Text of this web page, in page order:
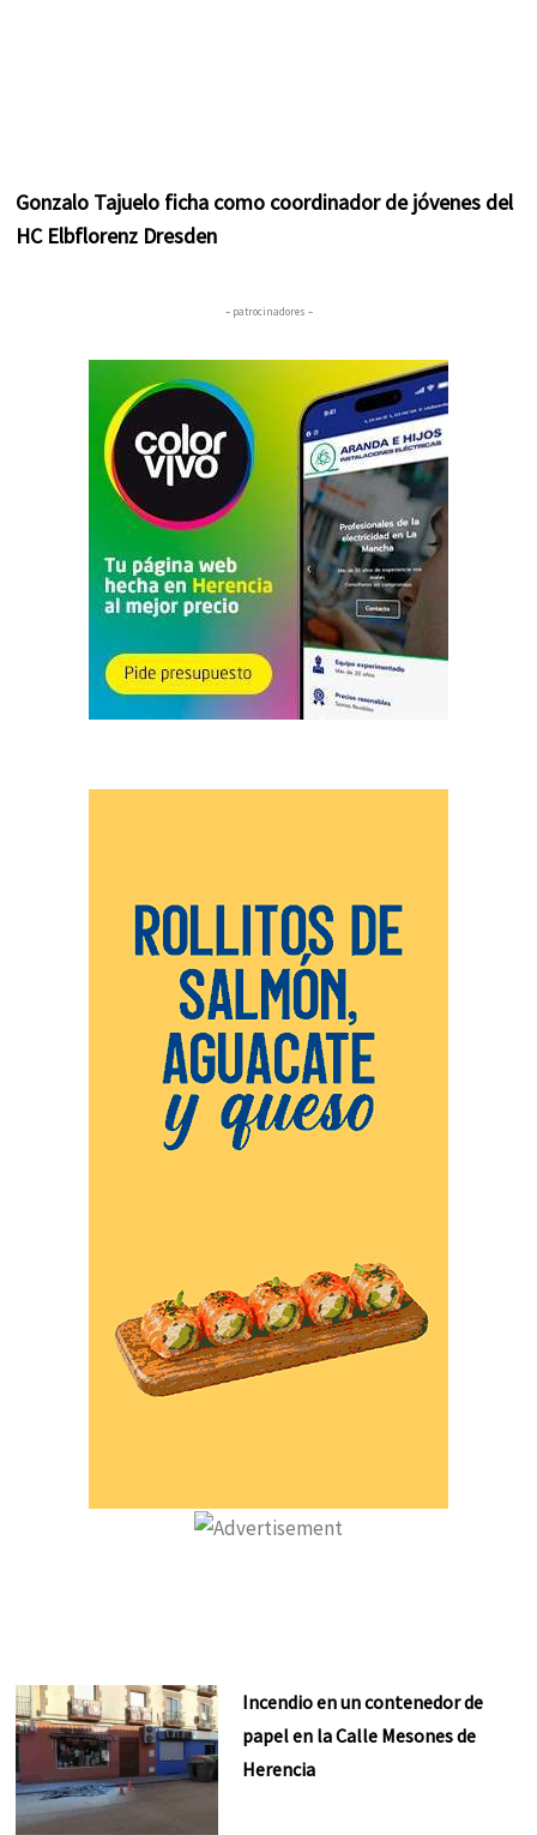
Gonzalo Tajuelo ficha como coordinador de jóvenes del
HC Elbflorenz Dresden
– patrocinadores –
Incendio en un contenedor de
papel en la Calle Mesones de
Herencia